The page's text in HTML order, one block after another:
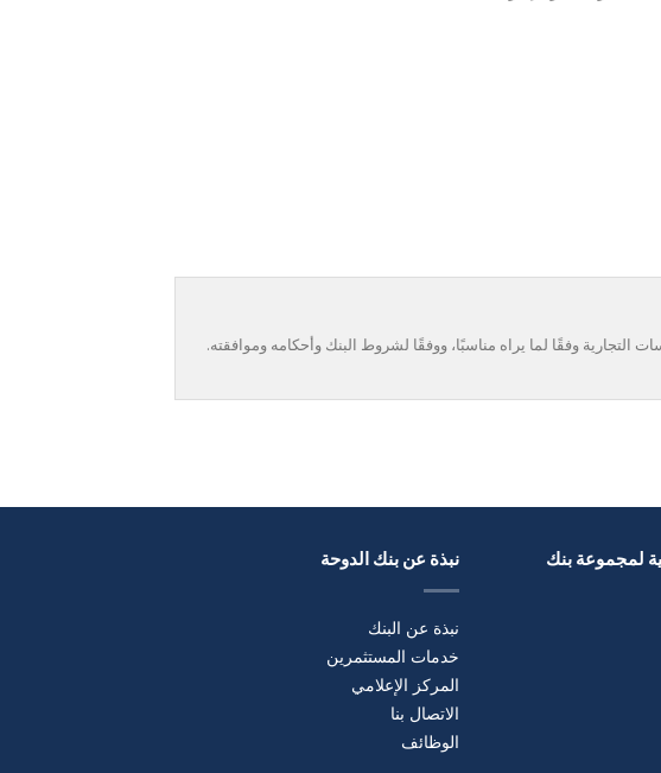
وفقًا لما يراه مناسبًا، ووفقًا لشروط البنك وأحكامه وموافقته.
نبذة عن بنك الدوحة
نبذة عن البنك
خدمات المستثمرين
المركز الإعلامي
الاتصال بنا
الوظائف
لمجموعة بنك